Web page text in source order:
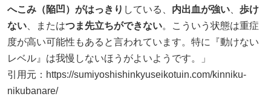
へこみ（陥凹）がはっきり している、 内出血が強い
歩け
ない 、またはつま先立ちができない。こういう状態は重症
度が高い可能性もあると言われています。特に『動けない
レベル』は我慢しないほうがよいようです。」
引用元： https://sumiyoshishinkyuseikotuin.com/kinniku-
nikubanare/